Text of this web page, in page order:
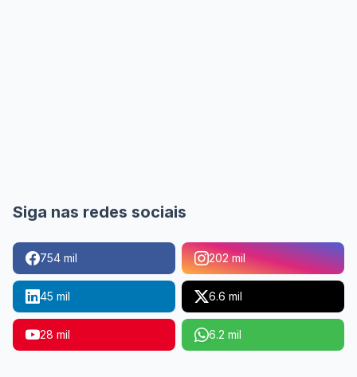
Siga nas redes sociais
754 mil 202 mil
45 mil 6.6 mil
28 mil 6.2 mil